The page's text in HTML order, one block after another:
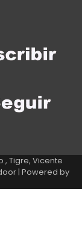
, Tigre, Vicente
| Powered by